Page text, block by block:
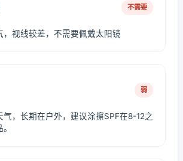
不需要
，视线较差，不需要佩戴太阳镜
弱
气，长期在户外，建议涂擦SPF在8-12之